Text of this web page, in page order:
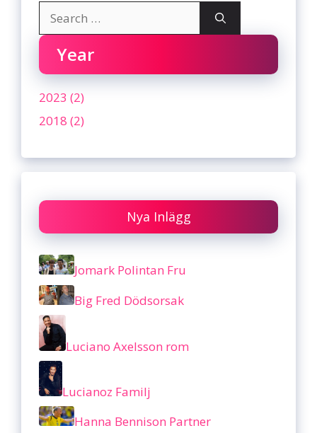
for:
Year
2023 (2)
2018 (2)
Nya Inlägg
Jomark Polintan Fru
Big Fred Dödsorsak
Luciano Axelsson rom
Lucianoz Familj
Hanna Bennison Partner